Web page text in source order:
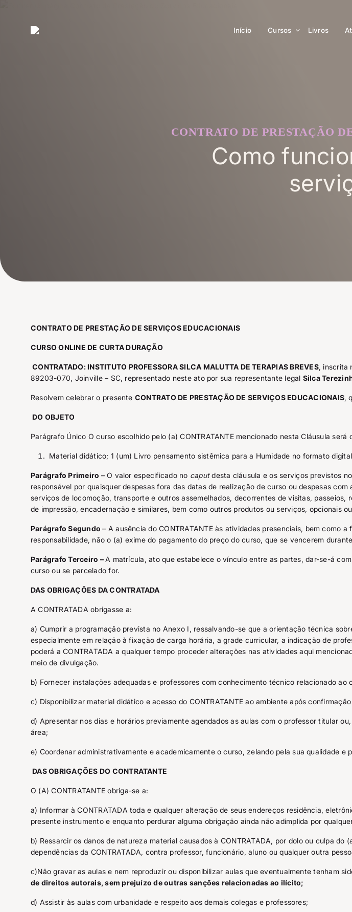
Início Cursos Livros
CONTRATO DE PRESTAÇÃO
Como
CONTRATO DE PRESTAÇÃO DE SERVIÇOS EDUCACIONAIS
CURSO ONLINE DE CURTA DURAÇÃO
CONTRATADO: INSTITUTO PROFESSORA SILCA MALUTTA DE TERAPIAS BREVES, inscrita
89203-070, Joinville – SC, representado neste ato por sua representante legal Silca
Resolvem celebrar o presente CONTRATO DE PRESTAÇÃO DE SERVIÇOS EDUCACIONAIS,
DO OBJETO
Parágrafo Único O curso escolhido pelo (a) CONTRATANTE mencionado nesta Cláusula será
Material didático; 1 (um) Livro pensamento sistêmica para a Humidade no formato digital
Parágrafo Primeiro – O valor especificado no caputdesta cláusula e os serviços previstos
responsável por quaisquer despesas fora das datas de realização de curso ou despesas
serviços de locomoção, transporte e outros assemelhados, decorrentes de visitas,
de impressão, encadernação e similares, bem como outros produtos ou serviços, opcionais
Parágrafo Segundo– A ausência do CONTRATANTE às atividades presenciais, bem como
responsabilidade, não o (a) exime do pagamento do preço do curso, que se vencerem
Parágrafo Terceiro –A matrícula, ato que estabelece o vínculo entre as partes, dar-se-á
curso ou se parcelado for.
DAS OBRIGAÇÕES DA CONTRATADA
A CONTRATADA obrigasse a:
a) Cumprir a programação prevista no Anexo I, ressalvando-se que a orientação técnica
especialmente em relação à fixação de carga horária, a grade curricular, a indicação de
poderá a CONTRATADA a qualquer tempo proceder alterações nas atividades aqui
meio de divulgação.
b) Fornecer instalações adequadas e professores com conhecimento técnico relacionado ao
c) Disponibilizar material didático e acesso do CONTRATANTE ao ambiente após
d) Apresentar nos dias e horários previamente agendados as aulas com o professor titular
área;
e) Coordenar administrativamente e academicamente o curso, zelando pela sua qualidade e
DAS OBRIGAÇÕES DO CONTRATANTE
O (A) CONTRATANTE obriga-se a:
a) Informar à CONTRATADA toda e qualquer alteração de seus endereços residência,
presente instrumento e enquanto perdurar alguma obrigação ainda não adimplida por
b) Ressarcir os danos de natureza material causados à CONTRATADA, por dolo ou culpa
dependências da CONTRATADA, contra professor, funcionário, aluno ou qualquer outra
c)Não gravar as aulas e nem reproduzir ou disponibilizar aulas que eventualmente tenham
de direitos autorais, sem prejuízo de outras sanções relacionadas ao ilícito;
d) Assistir às aulas com urbanidade e respeito aos demais colegas e professores;